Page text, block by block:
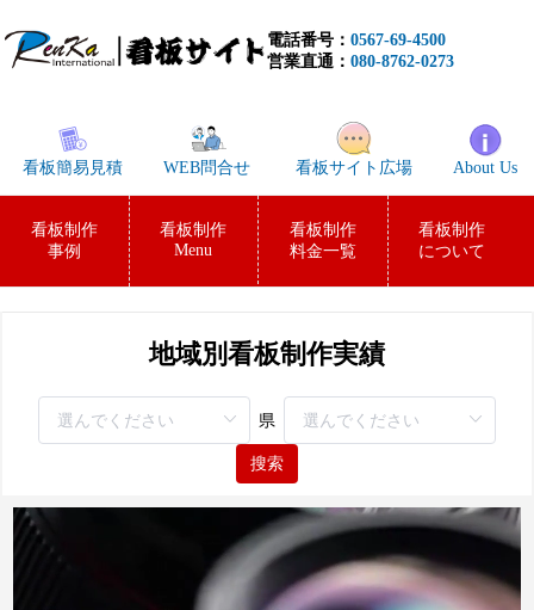
電話番号： 0567-69-4500
営業直通： 080-8762-0273
看板簡易見積 WEB問合せ 看板サイト広場 About Us
看板制作
事例
看板制作
Menu
看板制作
料金一覧
看板制作
について
地域別看板制作実績
県
搜索